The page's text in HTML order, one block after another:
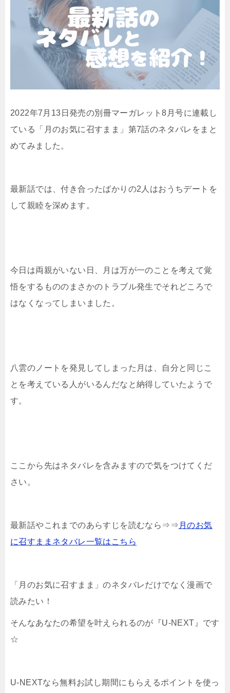
2022年7月13日発売の別冊マーガレット8月号に連載し
ている「月のお気に召すまま」第7話のネタバレをまと
めてみました。
最新話では、付き合ったばかりの2人はおうちデートを
して親睦を深めます。
今日は両親がいない日、月は万が一のことを考えて覚
悟をするもののまさかのトラブル発生でそれどころで
はなくなってしまいました。
八雲のノートを発見してしまった月は、自分と同じこ
とを考えている人がいるんだなと納得していたようで
す。
ここから先はネタバレを含みますので気をつけてくだ
さい。
最新話やこれまでのあらすじを読むなら⇒⇒ 月のお気
に召すままネタバレ一覧はこちら
「月のお気に召すまま」のネタバレだけでなく漫画で
読みたい！
そんなあなたの希望を叶えられるのが『U-NEXT』です
☆
U-NEXTなら無料お試し期間にもらえるポイントを使っ